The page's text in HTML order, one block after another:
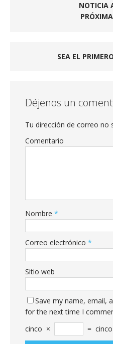
NOTICIA
SEA EL
Déjenos un
Tu dirección de correo no
Comentario
Nombre *
Correo electrónico *
Sitio web
Save my name, email,
for the next time I
cinco × = cinco